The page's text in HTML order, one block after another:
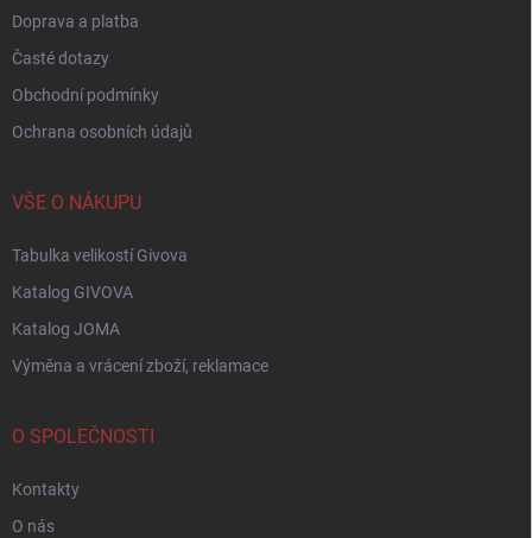
Doprava a platba
Časté dotazy
Obchodní podmínky
Ochrana osobních údajů
VŠE O NÁKUPU
Tabulka velikostí Givova
Katalog GIVOVA
Katalog JOMA
Výměna a vrácení zboží, reklamace
O SPOLEČNOSTI
Kontakty
O nás